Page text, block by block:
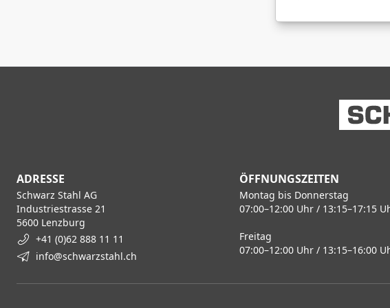
ADRESSE
Schwarz Stahl AG
Industriestrasse 21
5600 Lenzburg
+41 (0)62 888 11 11
info@schwarzstahl.ch
ÖFFNUNGSZEITEN
Montag bis Donnerstag
07:00–12:00 Uhr / 13:15–17:15
Freitag
07:00–12:00 Uhr / 13:15–16:00